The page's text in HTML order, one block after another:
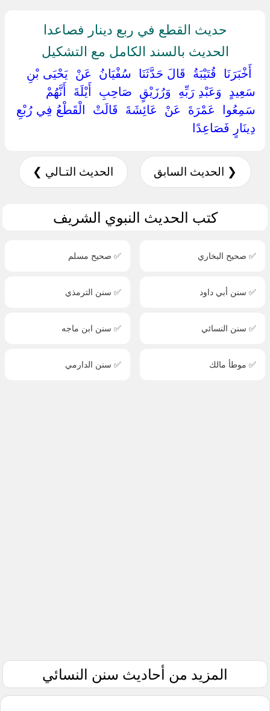
حديث القطع في ربع دينار فصاعدا
الحديث بالسند الكامل مع التشكيل
‏ ‏أَخْبَرَنَا ‏ ‏قُتَيْبَةُ ‏ ‏قَالَ حَدَّثَنَا ‏ ‏سُفْيَانُ ‏ ‏عَنْ ‏ ‏يَحْيَى بْنِ
سَعِيدٍ ‏ ‏وَعَبْدِ رَبِّهِ ‏ ‏وَرُزَيْقٍ ‏ ‏صَاحِبِ ‏ ‏أَيْلَةَ ‏ ‏أَنَّهُمْ
سَمِعُوا ‏ ‏عَمْرَةَ ‏ ‏عَنْ ‏ ‏عَائِشَةَ ‏ ‏قَالَتْ ‏ ‏الْقَطْعُ فِي رُبْعِ
دِينَارٍ فَصَاعِدًا ‏
❮ الحديث السابق الحديث التـالي ❯
كتب الحديث النبوي الشريف
✅ صحيح البخاري ✅ صحيح مسلم
✅ سنن أبي داود ✅ سنن الترمذي
✅ سنن النسائي ✅ سنن ابن ماجه
✅ موطأ مالك ✅ سنن الدارمي
المزيد من أحاديث سنن النسائي